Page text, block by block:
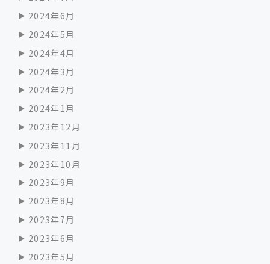
2024年6月
2024年5月
2024年4月
2024年3月
2024年2月
2024年1月
2023年12月
2023年11月
2023年10月
2023年9月
2023年8月
2023年7月
2023年6月
2023年5月